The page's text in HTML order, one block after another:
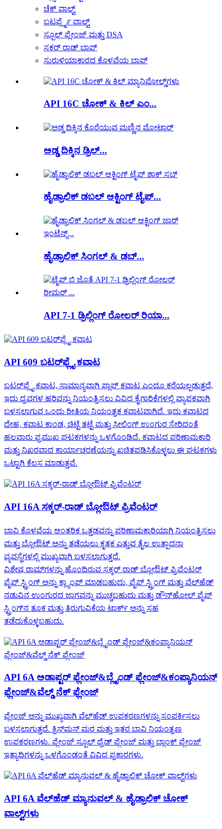
ಚೆಕ್ ವಾಲ್ವ್
ಬಟರ್ಫ್ಲೈ ವಾಲ್ವ್
ಸ್ಪೂಲ್ ಫ್ಲೇಂಜ್ ಮತ್ತು DSA
ಸಕರ್ ರಾಡ್ ಬಾಪ್
ಸುರುಳಿಯಾಕಾರದ ಕೊಳವೆಯ ಬಾಪ್
API 16C ಚೋಕ್ & ಕಿಲ್ ಎಂ...
ಅಡ್ಡ ದಿಕ್ಕಿನ ಡ್ರಿಲ್...
ಹೈಡ್ರಾಲಿಕ್ ಡಬಲ್ ಆಕ್ಟಿಂಗ್ ಟೈಪ್...
ಹೈಡ್ರಾಲಿಕ್ ಸಿಂಗಲ್ & ಡಬ್...
API 7-1 ಡ್ರಿಲ್ಲಿಂಗ್ ರೋಲರ್ ರಿಯಾ...
API 609 ಬಟರ್‌ಫ್ಲೈ ಕವಾಟ
ಬಟರ್‌ಫ್ಲೈ ಕವಾಟ, ಸಾಮಾನ್ಯವಾಗಿ ಫ್ಲಾಪ್ ಕವಾಟ ಎಂದೂ ಕರೆಯಲ್ಪಡುತ್ತದೆ,
ಇದು ದ್ರವಗಳ ಹರಿವನ್ನು ನಿಯಂತ್ರಿಸಲು ವಿವಿಧ ಕೈಗಾರಿಕೆಗಳಲ್ಲಿ ವ್ಯಾಪಕವಾಗಿ
ಬಳಸಲಾಗುವ ಒಂದು ರೀತಿಯ ನಿಯಂತ್ರಕ ಕವಾಟವಾಗಿದೆ. ಇದು ಕವಾಟದ
ದೇಹ, ಕವಾಟ ಕಾಂಡ, ಚಿಟ್ಟೆ ತಟ್ಟೆ ಮತ್ತು ಸೀಲಿಂಗ್ ಉಂಗುರ ಸೇರಿದಂತೆ
ಹಲವಾರು ಪ್ರಮುಖ ಘಟಕಗಳನ್ನು ಒಳಗೊಂಡಿದೆ. ಕವಾಟದ ಪರಿಣಾಮಕಾರಿ
ಮತ್ತು ನಿಖರವಾದ ಕಾರ್ಯಾಚರಣೆಯನ್ನು ಖಚಿತಪಡಿಸಿಕೊಳ್ಳಲು ಈ ಘಟಕಗಳು
ಒಟ್ಟಾಗಿ ಕೆಲಸ ಮಾಡುತ್ತವೆ.
API 16A ಸಕ್ಕರ್-ರಾಡ್ ಬ್ಲೋಔಟ್ ಪ್ರಿವೆಂಟರ್
ಬಾವಿ ಕೊಳವೆಯ ಆಂತರಿಕ ಒತ್ತಡವನ್ನು ಪರಿಣಾಮಕಾರಿಯಾಗಿ ನಿಯಂತ್ರಿಸಲು
ಮತ್ತು ಬ್ಲೋಔಟ್ ಅನ್ನು ತಡೆಯಲು ಕೃತಕ ಎತ್ತುವ ತೈಲ ಉತ್ಪಾದನಾ
ವ್ಯವಸ್ಥೆಗಳಲ್ಲಿ ಮುಖ್ಯವಾಗಿ ಬಳಸಲಾಗುತ್ತದೆ.
ವಿಶೇಷ ರಾಮ್‌ಗಳನ್ನು ಹೊಂದಿರುವ ಸಕ್ಕರ್ ರಾಡ್ ಬ್ಲೋಔಟ್ ಪ್ರಿವೆಂಟರ್
ಪೈಪ್ ಸ್ಟ್ರಿಂಗ್ ಅನ್ನು ಕ್ಲ್ಯಾಂಪ್ ಮಾಡಬಹುದು, ಪೈಪ್ ಸ್ಟ್ರಿಂಗ್ ಮತ್ತು ವೆಲ್‌ಹೆಡ್
ನಡುವಿನ ಉಂಗುರದ ಜಾಗವನ್ನು ಮುಚ್ಚಬಹುದು ಮತ್ತು ಡೌನ್‌ಹೋಲ್ ಪೈಪ್
ಸ್ಟ್ರಿಂಗ್‌ನ ತೂಕ ಮತ್ತು ತಿರುಗುವಿಕೆಯ ಟಾರ್ಕ್ ಅನ್ನು ಸಹ
ತಡೆದುಕೊಳ್ಳಬಹುದು.
API 6A ಅಡಾಪ್ಟರ್ ಫ್ಲೇಂಜ್&ಬ್ಲೈಂಡ್ ಫ್ಲೇಂಜ್&ಕಂಪ್ಯಾನಿಯನ್
ಫ್ಲೇಂಜ್&ವೆಲ್ಡ್ ನೆಕ್ ಫ್ಲೇಂಜ್
ಫ್ಲೇಂಜ್ ಅನ್ನು ಮುಖ್ಯವಾಗಿ ವೆಲ್‌ಹೆಡ್ ಉಪಕರಣಗಳನ್ನು ಸಂಪರ್ಕಿಸಲು
ಬಳಸಲಾಗುತ್ತದೆ. ಕ್ರಿಸ್‌ಮಸ್ ಮರ ಮತ್ತು ಇತರ ಬಾವಿ ನಿಯಂತ್ರಣ
ಉಪಕರಣಗಳು. ಫ್ಲೇಂಜ್ ಸ್ಪೂಲ್ ಥ್ರೆಡ್ ಫ್ಲೇಂಜ್ ಮತ್ತು ಬ್ಲಾಂಕ್ ಫ್ಲೇಂಜ್
ಇತ್ಯಾದಿಗಳನ್ನು ಒಳಗೊಂಡಂತೆ ವಿವಿಧ ಪ್ರಕಾರಗಳು.
API 6A ವೆಲ್‌ಹೆಡ್ ಮ್ಯಾನುವಲ್ & ಹೈಡ್ರಾಲಿಕ್ ಚೋಕ್
ವಾಲ್ವ್‌ಗಳು